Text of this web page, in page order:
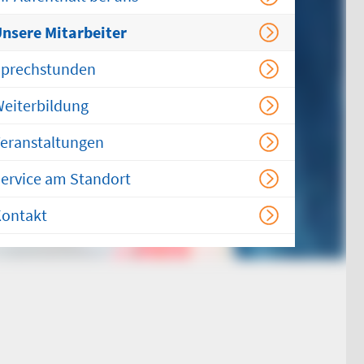
Behandlungsbereich
Behandlungsbereich
Kinderärztlicher
Behandlungsbereich
(Zugang über Seiteneingang
bereitschaftspraxen.116117.de
Mitarbeiter
am Standort